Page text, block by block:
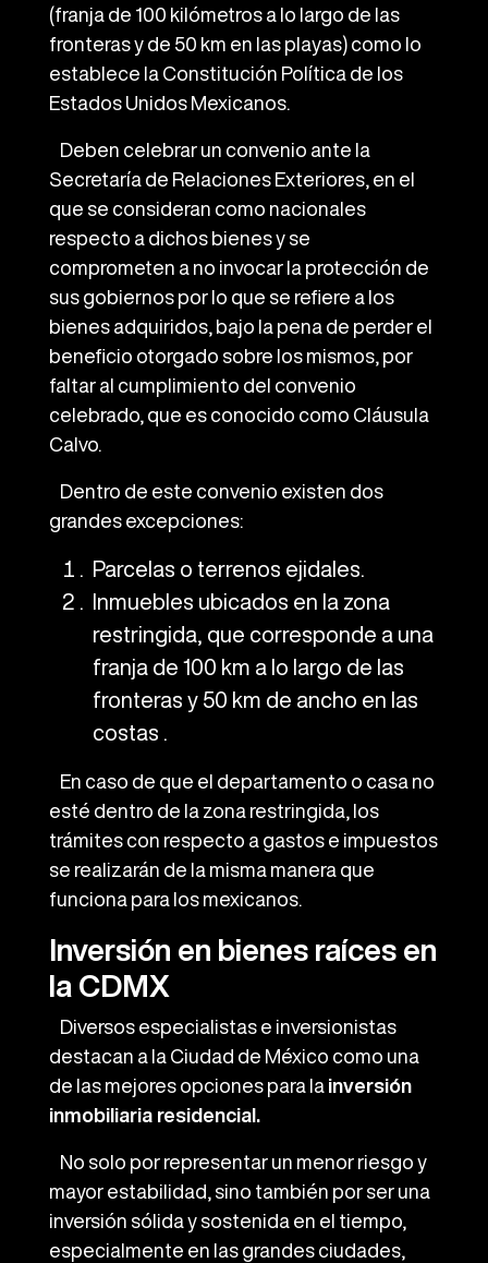
(franja de 100 kilómetros a lo largo de las
fronteras y de 50 km en las playas) como lo
establece la Constitución Política de los
Estados Unidos Mexicanos.
Deben celebrar un convenio ante la
Secretaría de Relaciones Exteriores, en el
que se consideran como nacionales
respecto a dichos bienes y se
comprometen a no invocar la protección de
sus gobiernos por lo que se refiere a los
bienes adquiridos, bajo la pena de perder el
beneficio otorgado sobre los mismos, por
faltar al cumplimiento del convenio
celebrado, que es conocido como Cláusula
Calvo.
Dentro de este convenio existen dos
grandes excepciones:
Parcelas o terrenos ejidales.
Inmuebles ubicados en la zona
restringida, que corresponde a una
franja de 100 km a lo largo de las
fronteras y 50 km de ancho en las
costas .
En caso de que el departamento o casa no
esté dentro de la zona restringida, los
trámites con respecto a gastos e impuestos
se realizarán de la misma manera que
funciona para los mexicanos.
Inversión en bienes raíces en
la CDMX
Diversos especialistas e inversionistas
destacan a la Ciudad de México como una
de las mejores opciones para la inversión
inmobiliaria residencial.
No solo por representar un menor riesgo y
mayor estabilidad, sino también por ser una
inversión sólida y sostenida en el tiempo,
especialmente en las grandes ciudades,